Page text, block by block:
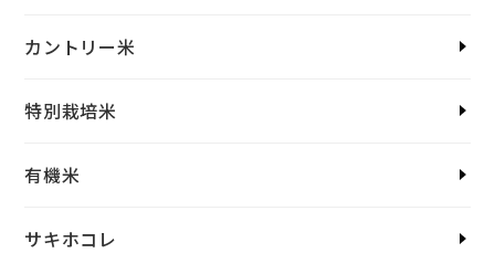
カントリー米
特別栽培米
有機米
サキホコレ